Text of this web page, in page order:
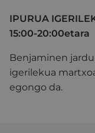
IPURUA
15:00-20:00etara
Benjaminen
igerilekua
egongo da.